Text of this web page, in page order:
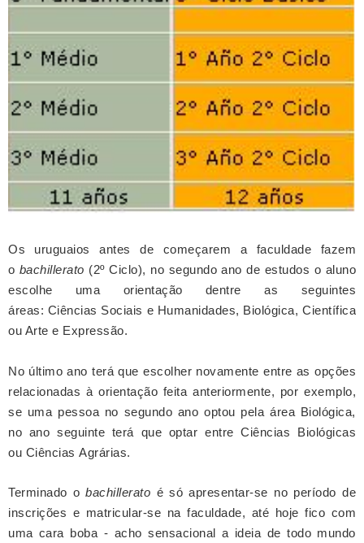
Os uruguaios antes de começarem a faculdade fazem
o bachillerato (2º Ciclo), no segundo ano de estudos o aluno
escolhe uma orientação dentre as seguintes
áreas: Ciências Sociais e Humanidades, Biológica, Científica
ou Arte e Expressão.
No último ano terá que escolher novamente entre as opções
relacionadas à orientação feita anteriormente, por exemplo,
se uma pessoa no segundo ano optou pela área Biológica,
no ano seguinte terá que optar entreCiências Biológicas
ou Ciências Agrárias.
Terminado obachillerato é só apresentar-se no período de
inscrições e matricular-se na faculdade, até hoje fico com
uma cara boba - acho sensacional a ideia de todo mundo